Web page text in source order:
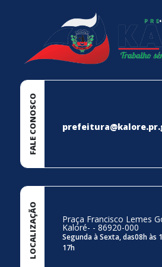
FALE CONOSCO
LOCALIZAÇÃO Praça Francisco Lemes
Kaloré- - 86920-000
Segunda à Sexta, das08h às
17h